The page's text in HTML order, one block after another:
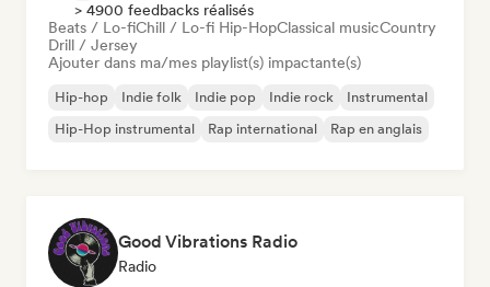
> 4900 feedbacks réalisés
Beats / Lo-fiChill / Lo-fi Hip-HopClassical musicCountry
Drill / Jersey
Ajouter dans ma/mes playlist(s) impactante(s)
Hip-hop Indie folk Indie pop Indie rock
Instrumental
Hip-Hop instrumental
Rap international Rap en anglais
Good Vibrations Radio
Radio